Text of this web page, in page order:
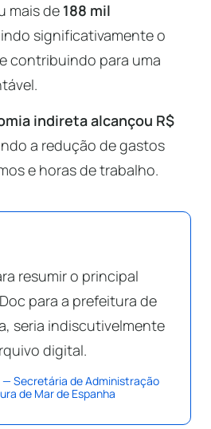
mais de 188 mil
significativamente o
contribuindo para uma
indireta alcançou R$
a redução de gastos
e horas de trabalho.
resumir o principal
para a prefeitura de
seria indiscutivelmente
digital.
— Secretária de Administração
de Mar de Espanha